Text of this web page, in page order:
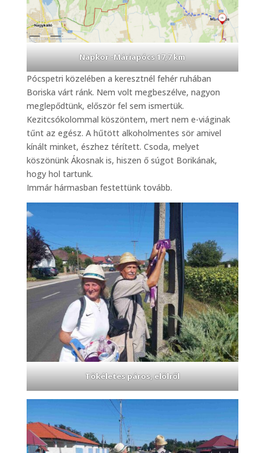
Napkor -Máriapócs 17,7 km
Pócspetri közelében a keresztnél fehér ruhában
Boriska várt ránk. Nem volt megbeszélve, nagyon
meglepődtünk, először fel sem ismertük.
Kezitcsókolommal köszöntem, mert nem e-viáginak
tűnt az egész. A hűtött alkoholmentes sör amivel
kínált minket, észhez térített. Csoda, melyet
köszönünk Ákosnak is, hiszen ő súgot Borikának,
hogy hol tartunk.
Immár hármasban festettünk tovább.
Tökéletes páros, elölről